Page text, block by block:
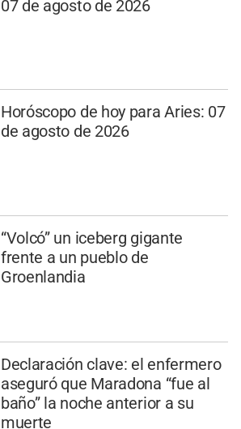
07 de agosto de 2026
Horóscopo de hoy para Aries: 07
de agosto de 2026
“Volcó” un iceberg gigante
frente a un pueblo de
Groenlandia
Declaración clave: el enfermero
aseguró que Maradona “fue al
baño” la noche anterior a su
muerte